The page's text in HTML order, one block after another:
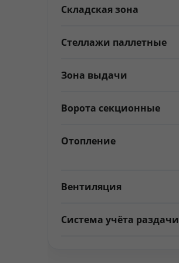
Складская зона
Стеллажи паллетные
Зона выдачи
Ворота секционные
Отопление
Вентиляция
Система учёта раздачи